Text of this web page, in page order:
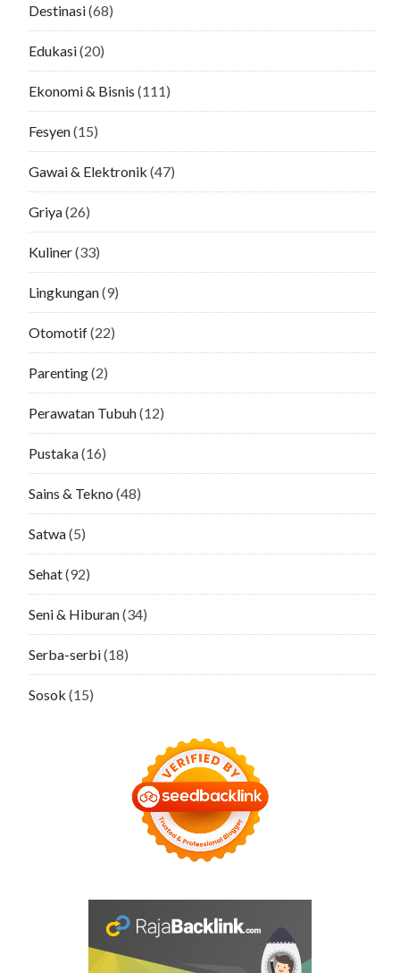
Destinasi(68)
Edukasi(20)
Ekonomi & Bisnis (111)
Fesyen(15)
Gawai & Elektronik (47)
Griya(26)
Kuliner(33)
Lingkungan(9)
Otomotif(22)
Parenting(2)
Perawatan Tubuh(12)
Pustaka(16)
Sains & Tekno (48)
Satwa(5)
Sehat(92)
Seni & Hiburan(34)
Serba-serbi(18)
Sosok (15)